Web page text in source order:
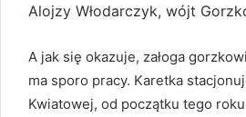
Alojzy Włodarczyk, wójt
A jak się okazuje, załoga
ma sporo pracy. Karetka
Kwiatowej, od początku tego